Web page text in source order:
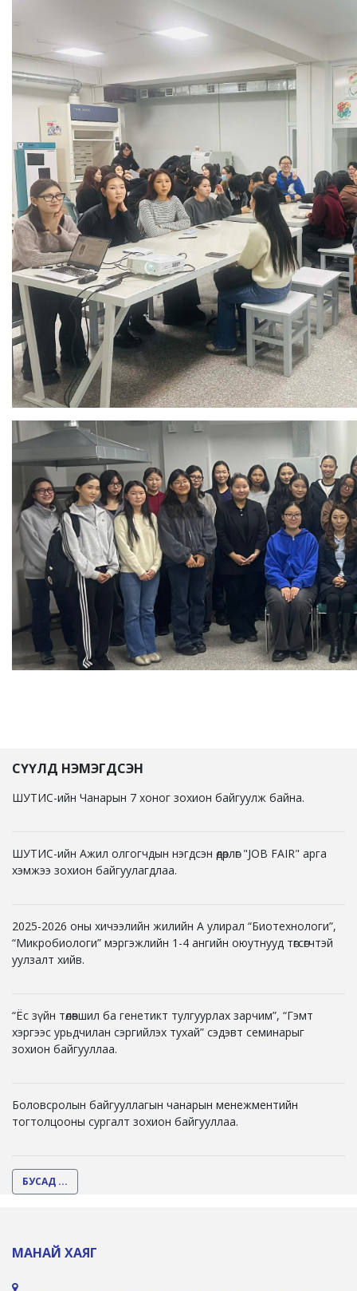
СҮҮЛД НЭМЭГДСЭН
ШУТИС-ийн Чанарын 7 хоног зохион байгуулж байна.
ШУТИС-ийн Ажил олгогчдын нэгдсэн өдөрлөг "JOB FAIR" арга
хэмжээ зохион байгуулагдлаа.
2025-2026 оны хичээлийн жилийн А улирал “Биотехнологи”,
“Микробиологи” мэргэжлийн 1-4 ангийн оюутнууд төгсөгчтэй
уулзалт хийв.
“Ёс зүйн төлөвшил ба генетикт тулгуурлах зарчим”, “Гэмт
хэргээс урьдчилан сэргийлэх тухай” сэдэвт семинарыг
зохион байгууллаа.
Боловсролын байгууллагын чанарын менежментийн
тогтолцооны сургалт зохион байгууллаа.
БУСАД ...
МАНАЙ ХАЯГ